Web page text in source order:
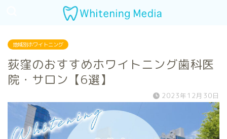
地域別ホワイトニング
荻窪のおすすめホワイトニング歯科医
院・サロン【6選】
2023年12月30日